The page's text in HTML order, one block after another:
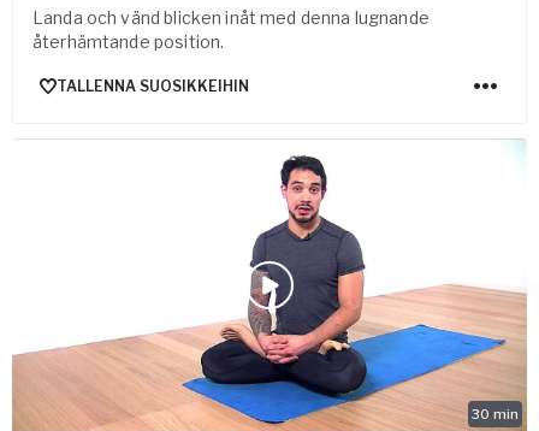
Landa och vänd blicken inåt med denna lugnande
återhämtande position.
TALLENNA SUOSIKKEIHIN
30 min